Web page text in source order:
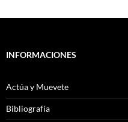
INFORMACIONES
Actúa y Muevete
Bibliografía